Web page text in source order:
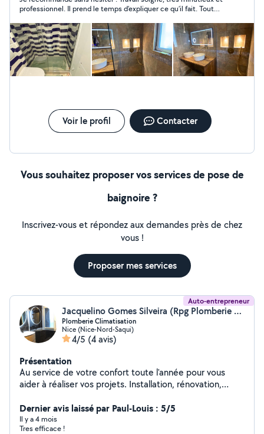
chaude. Installation & Rénovation : Remplacement de
robinetterie, pose de sanitaires, rénovation complète
de salle de bain. Chauffage : Entretien et installation de
radiateurs. Pourquoi me faire confiance ? Intervention
rapide et devis gratuit avant travaux. Matériel de qualité
et respect des normes. Sérieux, réactivité et
professionnel. Il prend le temps d’expliquer ce qu’il fait. Tout
Voir le profil Contacter
Vous souhaitez proposer vos services de pose de
baignoire ?
Inscrivez-vous et répondez aux demandes près de chez
vous !
Proposer mes services
Auto-entrepreneur
Jacquelino Gomes Silveira (Rpg Plomberie Nice)
Plomberie Climatisation
Nice (Nice-Nord-Saqui)
4/5 (4 avis)
Présentation
Au service de votre confort toute l'année pour vous
aider à réaliser vos projets. Installation, rénovation,
fiables, adaptées à vos besoins et à votre budget. Devis
gratuit Réactivité, qualité et transparence.
Dernier avis laissé par Paul-Louis : 5/5
Il y a 4 mois
Tres efficace !